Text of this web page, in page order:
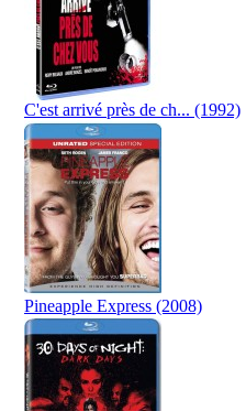
C'est arrivé près de ch... (1992)
Pineapple Express (2008)